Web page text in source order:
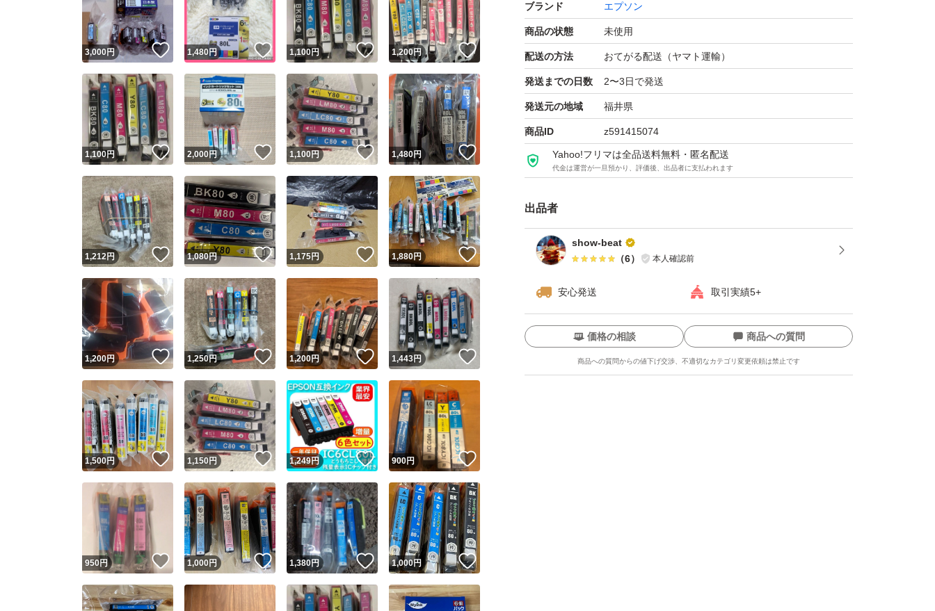
簡易包装で発送します。
ブランド エプソン
商品の状態 未使用
配送の方法 おてがる配送（ヤマト運輸）
発送までの日数 2〜3日で発送
発送元の地域 福井県
商品ID z591415074
Yahoo!フリマは全品送料無料・匿名配送
代金は運営が一旦預かり、評価後、出品者に支払われます
出品者
show-beat
（6） 本人確認前
安心発送 取引実績5+
ユーザーの実績について
Yahoo!フリマが定めた一定の基準を満たしたユーザーにバッジを付与しています
安心取引出品者
安心取引出品者 Yahoo!フリマの基準をクリアした安心・安全なユーザーです
取引実績
取引実績◯+ このユーザーはYahoo!フリマの取引を完了させた実績があります
価格の相談 商品への質問
商品への質問からの値下げ交渉、不適切なカテゴリ変更依頼は禁止です
この商品の情報をコピーします
商品画像の無断転載は禁止 されています
コピーは1商品につき1回です
3,000円 いいね！
1,480円 いいね！
1,100円 いいね！
1,200円
1,100円 いいね！
2,000円 いいね！
1,100円 いいね！
1,480円 いいね！
1,212円 いいね！
1,080円 いいね！
1,175円 いいね！
1,880円 いいね！
1,200円 いいね！
1,250円 いいね！
1,200円 いいね！
1,443円
1,500円 いいね！
1,150円 いいね！
1,249円 いいね！
900円
950円 いいね！
1,000円 いいね！
1,380円 いいね！
1,000円